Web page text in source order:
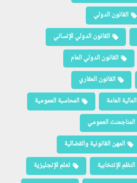
القانون الدولي
القانون الدولي الإنساني
القانون الدولي العام
القانون العقاري
المالية العامة
المحاسبة العمومية
المناجمنت العمومي
المهن القانونية والقضائية
النظم الإنتخابية
تعلم الإنجليزية